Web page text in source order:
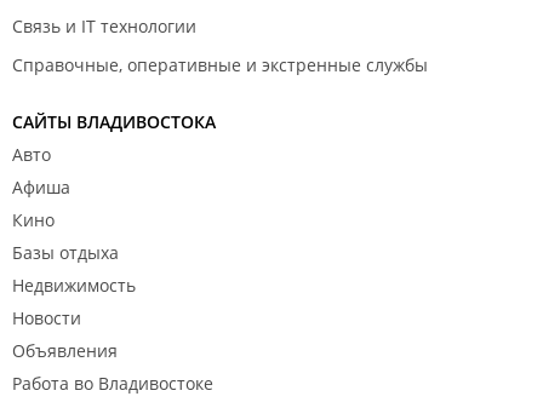
Связь и IT технологии
Справочные, оперативные и экстренные службы
САЙТЫ ВЛАДИВОСТОКА
Авто
Афиша
Кино
Базы отдыха
Недвижимость
Новости
Объявления
Работа во Владивостоке